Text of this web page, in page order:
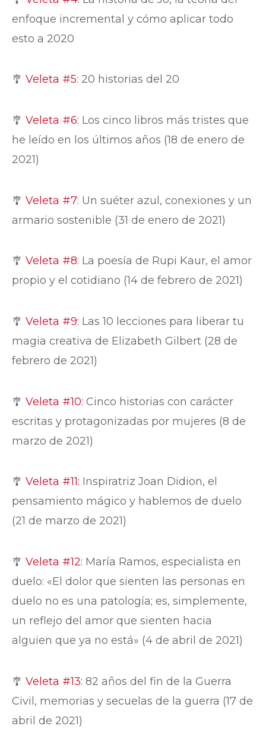
enfoque incremental y cómo aplicar todo
esto a 2020
🎐 Veleta #5: 20 historias del 20
🎐 Veleta #6: Los cinco libros más tristes que
he leído en los últimos años (18 de enero de
2021)
🎐 Veleta #7: Un suéter azul, conexiones y un
armario sostenible (31 de enero de 2021)
🎐 Veleta #8: La poesía de Rupi Kaur, el amor
propio y el cotidiano (14 de febrero de 2021)
🎐 Veleta #9: Las 10 lecciones para liberar tu
magia creativa de Elizabeth Gilbert (28 de
febrero de 2021)
🎐 Veleta #10: Cinco historias con carácter
escritas y protagonizadas por mujeres (8 de
marzo de 2021)
🎐 Veleta #11: Inspiratriz Joan Didion, el
pensamiento mágico y hablemos de duelo
(21 de marzo de 2021)
🎐 Veleta #12: María Ramos, especialista en
duelo: «El dolor que sienten las personas en
duelo no es una patología; es, simplemente,
un reflejo del amor que sienten hacia
alguien que ya no está» (4 de abril de 2021)
🎐 Veleta #13: 82 años del fin de la Guerra
Civil, memorias y secuelas de la guerra (17 de
abril de 2021)